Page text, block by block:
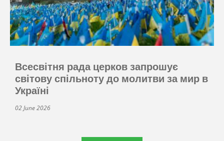
Всесвітня рада церков запрошує
світову спільноту до молитви за мир в
Україні
02 June 2026